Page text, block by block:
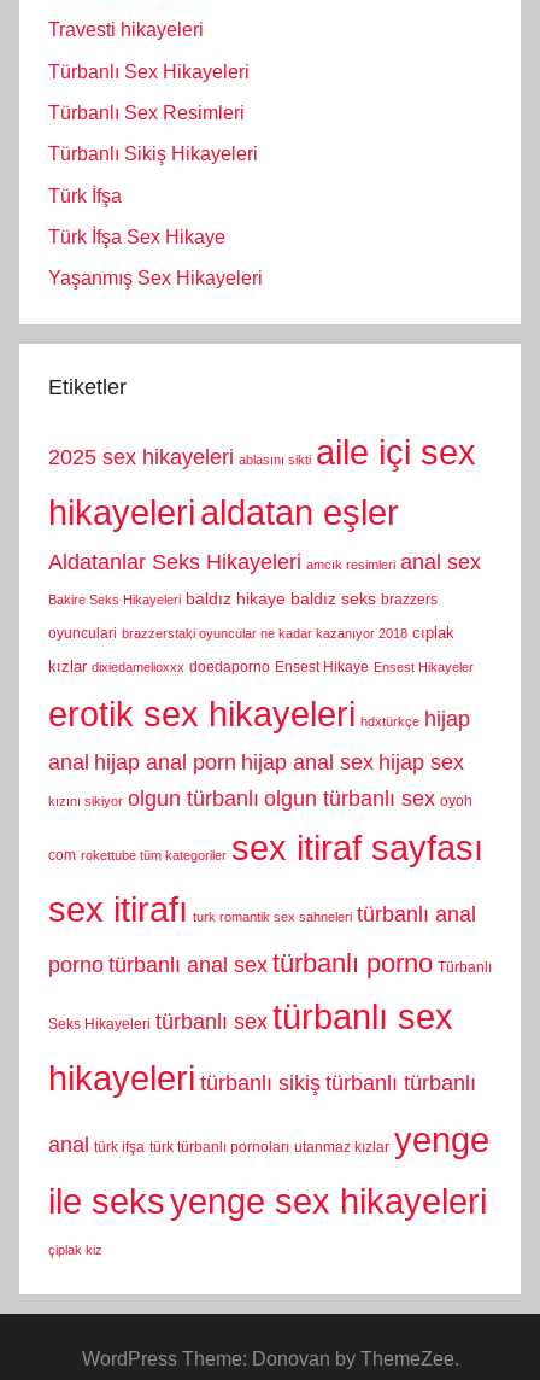
Travesti hikayeleri
Türbanlı Sex Hikayeleri
Türbanlı Sex Resimleri
Türbanlı Sikiş Hikayeleri
Türk İfşa
Türk İfşa Sex Hikaye
Yaşanmış Sex Hikayeleri
Etiketler
2025 sex hikayeleri ablasını sikti aile içi sex
hikayelerialdatan eşler
Aldatanlar Seks Hikayeleri amcık resimleri anal sex
Bakire Seks Hikayeleri baldız hikaye baldız seks brazzers
oyunculari brazzerstaki oyuncular ne kadar kazanıyor 2018 cıplak
kızlar dixiedamelioxxx doedaporno Ensest Hikaye Ensest Hikayeler
erotik sex hikayeleri hdxtürkçe hijap
anal hijap anal porn hijap anal sex hijap sex
kızını sikiyor olgun türbanlı olgun türbanlı sex oyoh
com rokettube tüm kategoriler sex itiraf sayfası
sex itirafı turk romantik sex sahneleri türbanlı anal
porno türbanlı anal sex türbanlı porno Türbanlı
Seks Hikayeleri türbanlı sex türbanlı sex
hikayeleri türbanlı sikiş türbanlı türbanlı
anal türk ifşa türk türbanlı pornoları utanmaz kızlar yenge
ile seksyenge sex hikayeleri
çiplak kiz
WordPress Theme: Donovan by ThemeZee.